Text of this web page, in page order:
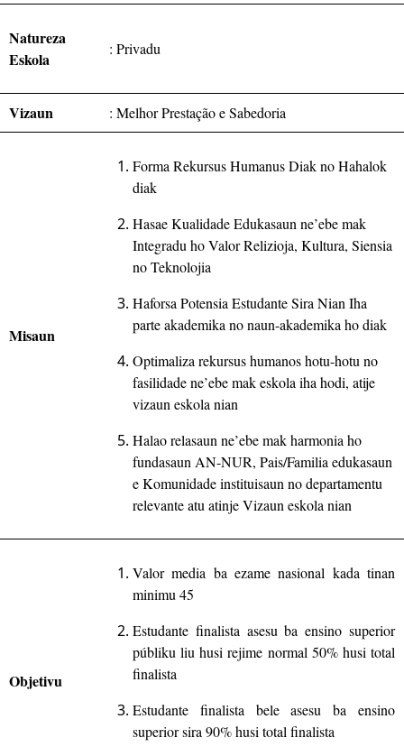
Natureza
Eskola
: Privadu
Vizaun : Melhor Prestação e Sabedoria
Misaun
Forma Rekursus Humanus Diak no Hahalok
diak
Hasae Kualidade Edukasaun ne’ebe mak
Integradu ho Valor Relizioja, Kultura, Siensia
no Teknolojia
Haforsa Potensia Estudante Sira Nian Iha
parte akademika no naun-akademika ho diak
Optimaliza rekursus humanos hotu-hotu no
fasilidade ne’ebe mak eskola iha hodi, atije
vizaun eskola nian
Halao relasaun ne’ebe mak harmonia ho
fundasaun AN-NUR, Pais/Familia edukasaun
e Komunidade instituisaun no departamentu
relevante atu atinje Vizaun eskola nian
Objetivu
Valor media ba ezame nasional kada tinan
minimu 45
Estudante finalista asesu ba ensino superior
públiku liu husi rejime normal 50% husi total
finalista
Estudante finalista bele asesu ba ensino
superior sira 90%husi total finalista